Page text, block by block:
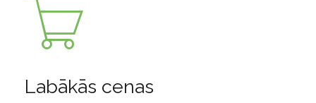
Labākās cenas